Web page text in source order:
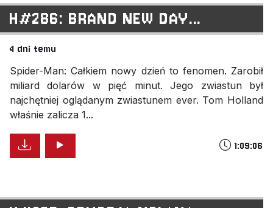
H#286: BRAND NEW DAY...
4 dni temu
Spider-Man: Całkiem nowy dzień to fenomen. Zarobił
miliard dolarów w pięć minut. Jego zwiastun był
najchętniej oglądanym zwiastunem ever. Tom Holland
właśnie zalicza 1...
1:09:06